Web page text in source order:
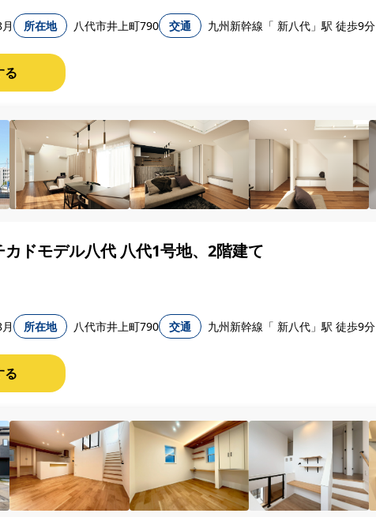
所在地 八代市井上町790 交通 九州新幹線「 新八代」駅 徒歩9分
カドモデル八代 八代1号地、2階建て
所在地 八代市井上町790 交通 九州新幹線「 新八代」駅 徒歩9分